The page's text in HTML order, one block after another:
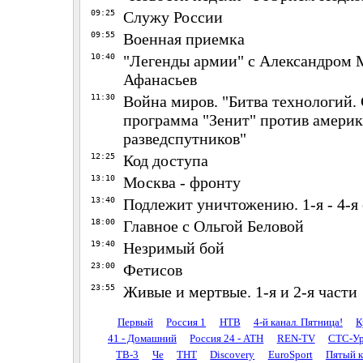
09:25 Служу России
09:55 Военная приемка
10:40
"Легенды армии" с Александром
Афанасьев
11:30
Война миров. "Битва технологий.
программа "Зенит" против
разведспутников"
12:25 Код доступа
13:10 Москва - фронту
13:40 Подлежит уничтожению. 1-я - 4-я
18:00 Главное с Ольгой Беловой
19:40 Незримый бой
23:00 Фетисов
23:55 Живые и мертвые. 1-я и 2-я части
Первый Россия 1 НТВ 4-й канал. Пятница!
41 - Домашний
Россия 24 - АТН REN-TV
СТС-
ТВ-3
Че ТНТ Discovery EuroSport Пятый